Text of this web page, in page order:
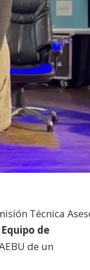
Técnica
Equipo de
de un